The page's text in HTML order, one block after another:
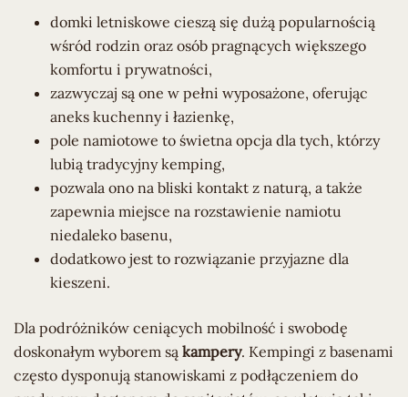
domki letniskowe cieszą się dużą popularnością
wśród rodzin oraz osób pragnących większego
komfortu i prywatności,
zazwyczaj są one w pełni wyposażone, oferując
aneks kuchenny i łazienkę,
pole namiotowe to świetna opcja dla tych, którzy
lubią tradycyjny kemping,
pozwala ono na bliski kontakt z naturą, a także
zapewnia miejsce na rozstawienie namiotu
niedaleko basenu,
dodatkowo jest to rozwiązanie przyjazne dla
kieszeni.
Dla podróżników ceniących mobilność i swobodę
doskonałym wyborem są kampery. Kempingi z basenami
często dysponują stanowiskami z podłączeniem do